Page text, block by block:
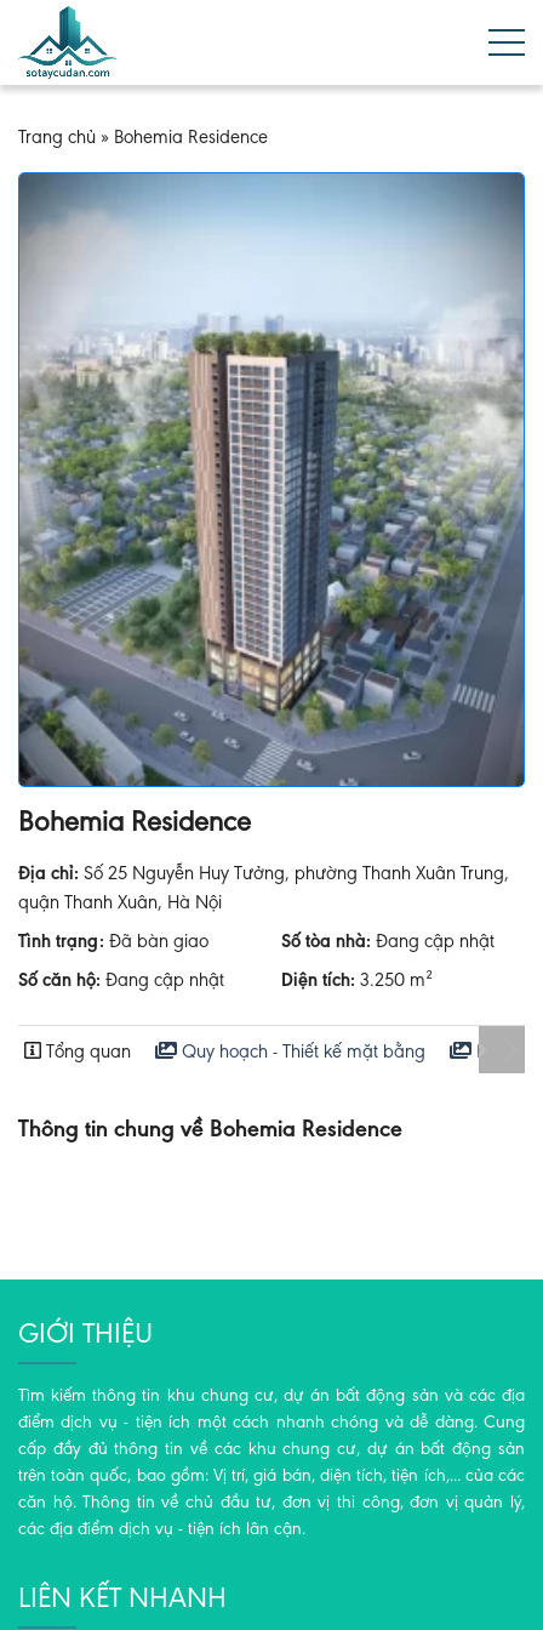
Trang chủ » Bohemia Residence
Bohemia Residence
Địa chỉ: Số 25 Nguyễn Huy Tưởng, phường Thanh Xuân Trung,
quận Thanh Xuân, Hà Nội
Tình trạng: Đã bàn giao Số tòa nhà: Đang cập nhật
Số căn hộ: Đang cập nhật Diện tích: 3.250 m²
Tổng quan Quy hoạch - Thiết kế mặt bằng Hoạt
Thông tin chung về Bohemia Residence
GIỚI THIỆU
Tìm kiếm thông tin khu chung cư, dự án bất động sản và các địa
điểm dịch vụ - tiện ích một cách nhanh chóng và dễ dàng. Cung
cấp đầy đủ thông tin về các khu chung cư, dự án bất động sản
trên toàn quốc, bao gồm: Vị trí, giá bán, diện tích, tiện ích,... của các
căn hộ. Thông tin về chủ đầu tư, đơn vị thi công, đơn vị quản lý,
các địa điểm dịch vụ - tiện ích lân cận.
LIÊN KẾT NHANH